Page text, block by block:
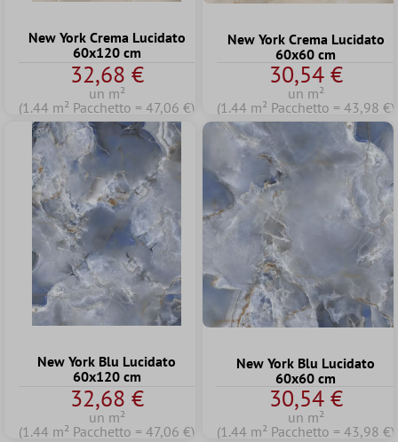
New York Crema Lucidato
60x120 cm
32,68 €
un m²
(1.44 m² Pacchetto = 47,06 €)
New York Crema Lucidato
60x60 cm
30,54 €
un m²
(1.44 m² Pacchetto = 43,98 €)
New York Blu Lucidato
60x120 cm
32,68 €
un m²
(1.44 m² Pacchetto = 47,06 €)
New York Blu Lucidato
60x60 cm
30,54 €
un m²
(1.44 m² Pacchetto = 43,98 €)